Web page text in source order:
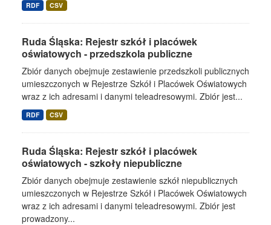
RDF CSV
Ruda Śląska: Rejestr szkół i placówek
oświatowych - przedszkola publiczne
Zbiór danych obejmuje zestawienie przedszkoli publicznych
umieszczonych w Rejestrze Szkół i Placówek Oświatowych
wraz z ich adresami i danymi teleadresowymi. Zbiór jest...
RDF CSV
Ruda Śląska: Rejestr szkół i placówek
oświatowych - szkoły niepubliczne
Zbiór danych obejmuje zestawienie szkół niepublicznych
umieszczonych w Rejestrze Szkół i Placówek Oświatowych
wraz z ich adresami i danymi teleadresowymi. Zbiór jest
prowadzony...